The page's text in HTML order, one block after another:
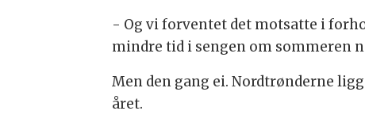
- Og vi forventet det motsatte i
mindre tid i sengen om sommeren
Men den gang ei. Nordtrønderne
året.